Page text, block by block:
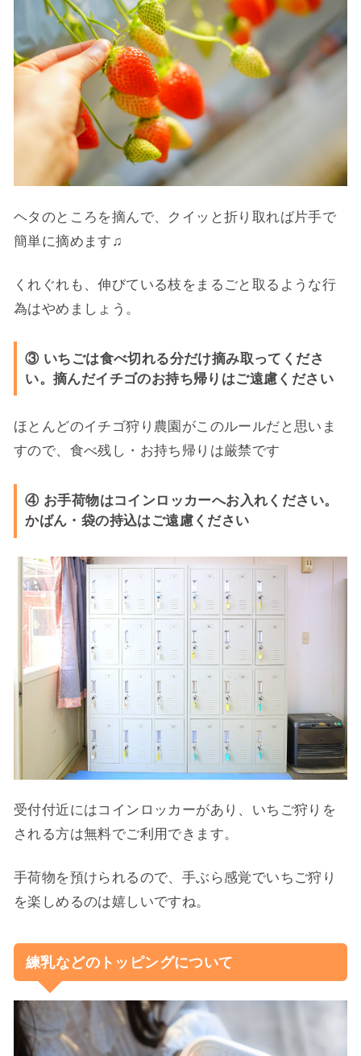
ヘタのところを摘んで、クイッと折り取れば片手で
簡単に摘めます♫
くれぐれも、伸びている枝をまるごと取るような行
為はやめましょう。
③ いちごは食べ切れる分だけ摘み取ってくださ
い。摘んだイチゴのお持ち帰りはご遠慮ください
ほとんどのイチゴ狩り農園がこのルールだと思いま
すので、食べ残し・お持ち帰りは厳禁です
④ お手荷物はコインロッカーへお入れください。
かばん・袋の持込はご遠慮ください
受付付近にはコインロッカーがあり、いちご狩りを
される方は無料でご利用できます。
手荷物を預けられるので、手ぶら感覚でいちご狩り
を楽しめるのは嬉しいですね。
練乳などのトッピングについて